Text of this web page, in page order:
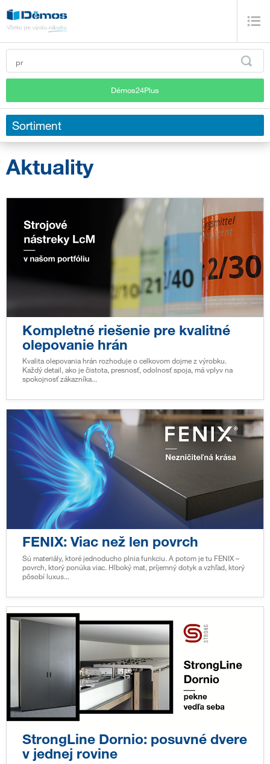
Démos24Plus
Sortiment
Aktuality
Kompletné riešenie pre kvalitné
olepovanie hrán
Kvalita olepovania hrán rozhoduje o celkovom dojme z výrobku.
Každý detail, ako je čistota, presnosť, odolnosť spoja, má vplyv na
spokojnosť zákazníka...
FENIX: Viac než len povrch
Sú materiály, ktoré jednoducho plnia funkciu. A potom je tu FENIX –
povrch, ktorý ponúka viac. Hlboký mat, príjemný dotyk a vzhľad, ktorý
pôsobí luxus...
StrongLine Dornio: posuvné dvere
v jednej rovine